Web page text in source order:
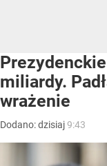
miliardy.
wrażenie
Dodano:dzisiaj9:43